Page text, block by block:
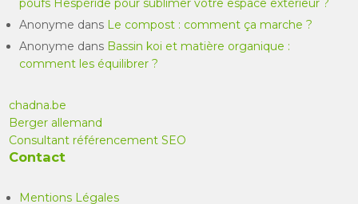
poufs Hespéride pour sublimer votre espace extérieur ?
Anonyme dans Le compost : comment ça marche ?
Anonyme dans Bassin koi et matière organique :
comment les équilibrer ?
chadna.be
Berger allemand
Consultant référencement SEO
Contact
Mentions Légales